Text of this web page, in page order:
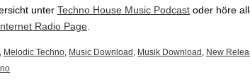
unter Techno House Music Podcast oder höre
Radio Page
, Melodic Techno, Music Download , Musik Download , New